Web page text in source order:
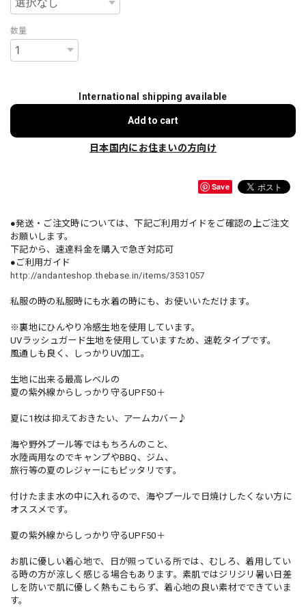
数量
International shipping available
Add to cart
日本国内にお住まいの方向け
Save
●発送・ご注文時については、下記ご利用ガイドをご確認の上ご注文
お願いします。
下記から、速達料金を購入で急ぎ対応可
●ご利用ガイド
http://andanteshop.thebase.in/items/3531057
私服の時の私服時にも水着の時にも、お使いいただけます。
※裏地にひんやり冷感生地を使用しています。
UVラッシュガード生地を使用していますため、速乾タイプです。
風通しも良く、しっかりUV加工。
生地に出来る最高レベルの
夏の紫外線からしっかり守るUPF50＋
夏に1枚は抑えておきたい、アームカバー♪
海や野外プール等ではもちろんのこと、
水陸両用なのでキャンプやBBQ、ジム、
旅行等の夏のレジャーにもピッタリです。
付けたまま水の中に入れるので、海やプールで日焼けしたくない方に
オススメです。
夏の紫外線からしっかり守るUPF50＋
お肌に優しい着心地で、日が照っている所では、むしろ、着用してい
る時の方が涼しく感じる場合もあります。素肌ではジリジリ暑い日差
しを防いで肌に優しく熱もこもらず、着心地の良い素材でできていま
す。